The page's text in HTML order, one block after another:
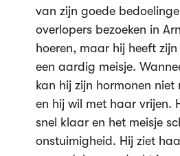
van zijn goede
overlopers bezoeken in
hoeren, maar hij heeft
een aardig meisje.
kan hij zijn hormonen niet
en hij wil met haar vrijen.
snel klaar en het meisje
onstuimigheid. Hij ziet